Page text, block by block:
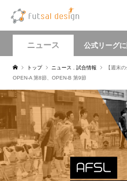
ニュース 公式リーグ
トップ ニュース 試合情報
【週末
OPEN-A 第8節、OPEN-B 第9節